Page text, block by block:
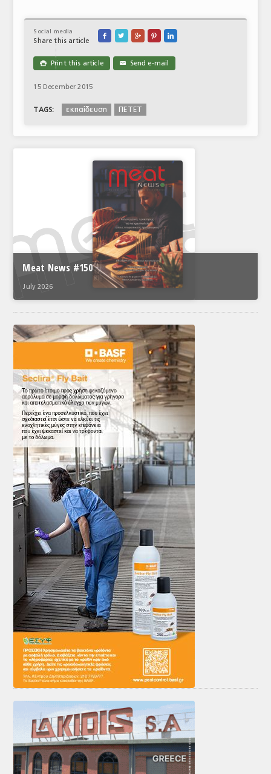
Social media
Share this article
    
 Print this article ✉ Send e-mail
15 December 2015
TAGS: εκπαίδευση ΠΕΤΕΤ
Meat News #150
July 2026